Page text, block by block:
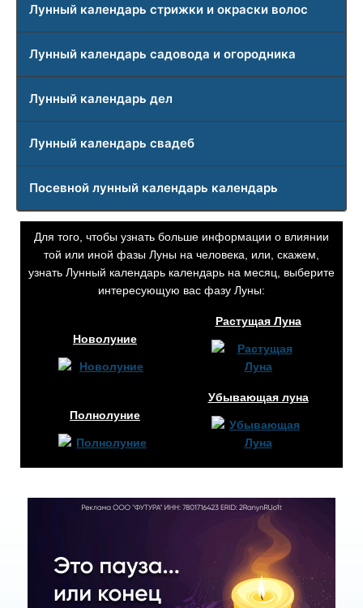
Лунный календарь стрижки и окраски волос
Лунный календарь садовода и огородника
Лунный календарь дел
Лунный календарь свадеб
Посевной лунный календарь календарь
Для того, чтобы узнать больше информации о влиянии
той или иной фазы Луны на человека, или, скажем,
узнать Лунный календарь календарь на месяц, выберите
интересующую вас фазу Луны:
Новолуние
Растущая Луна
Полнолуние
Убывающая луна